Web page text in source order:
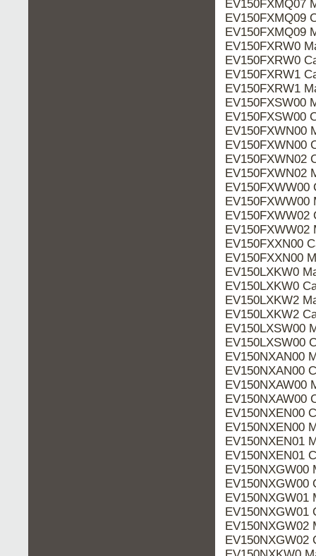
EV150FXMQ07
EV150FXMQ09
EV150FXMQ09
EV150FXRW0
EV150FXRW0
EV150FXRW1
EV150FXRW1
EV150FXSW00
EV150FXSW00
EV150FXWN00
EV150FXWN00
EV150FXWN02
EV150FXWN02
EV150FXWW00
EV150FXWW00
EV150FXWW02
EV150FXWW02
EV150FXXN00
EV150FXXN00
EV150LXKW0
EV150LXKW0
EV150LXKW2
EV150LXKW2
EV150LXSW00
EV150LXSW00
EV150NXAN00
EV150NXAN00
EV150NXAW00
EV150NXAW00
EV150NXEN00
EV150NXEN00
EV150NXEN01
EV150NXEN01
EV150NXGW00
EV150NXGW00
EV150NXGW01
EV150NXGW01
EV150NXGW02
EV150NXGW02